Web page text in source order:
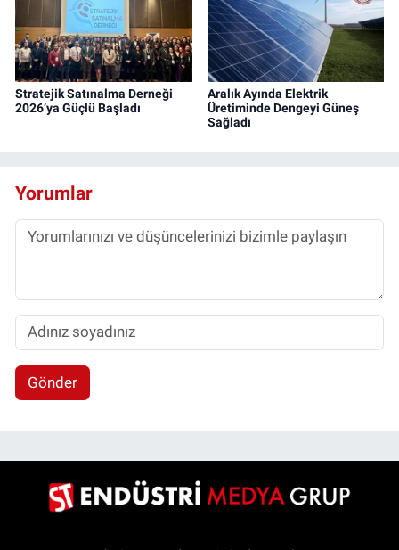
Stratejik Satınalma Derneği
2026’ya Güçlü Başladı
Aralık Ayında Elektrik
Üretiminde Dengeyi Güneş
Sağladı
Yorumlar
Gönder